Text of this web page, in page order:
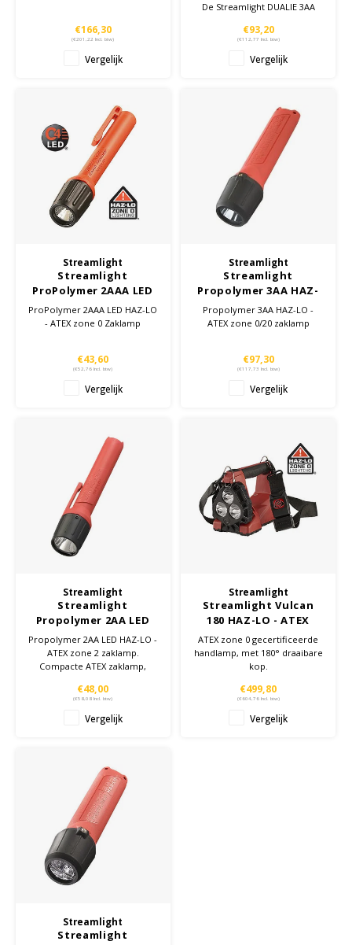
€166,30
(€201,22 Incl. btw)
Vergelijk
De Streamlight DUALIE 3AA
combinatie van 2 C4-LEDs
van 140 Lumen.
€93,20
(€112,77 Incl. btw)
Vergelijk
Streamlight
Streamlight
ProPolymer 2AAA LED
HAZ-LO - ATEX zone 0
Zaklamp
ProPolymer 2AAA LED HAZ-LO
- ATEX zone 0 Zaklamp
€43,60
(€52,76 Incl. btw)
Vergelijk
Streamlight
Streamlight
Propolymer 3AA HAZ-
LO - ATEX zone 0/20
zaklamp
Propolymer 3AA HAZ-LO -
ATEX zone 0/20 zaklamp
€97,30
(€117,73 Incl. btw)
Vergelijk
Streamlight
Streamlight
Propolymer 2AA LED
HAZ-LO - ATEX zone 2
zaklamp
Propolymer 2AA LED HAZ-LO -
ATEX zone 2 zaklamp.
Compacte ATEX zaklamp,
zone 2
€48,00
(€58,08 Incl. btw)
Vergelijk
Streamlight
Streamlight Vulcan
180 HAZ-LO - ATEX
zone 0 Handlamp
ATEX zone 0 gecertificeerde
handlamp, met 180° draaibare
kop.
€499,80
(€604,76Incl. btw)
Vergelijk
Streamlight
Streamlight